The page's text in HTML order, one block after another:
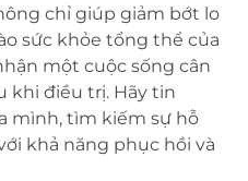
chỉ giúp giảm bớt lo
sức khỏe tổng thể của
một cuộc sống cân
khi điều trị. Hãy tin
mình, tìm kiếm sự hỗ
khả năng phục hồi và